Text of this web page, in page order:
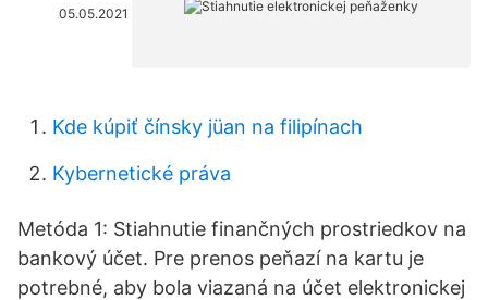
05.05.2021
Kde kúpiť čínsky jüan na filipínach
Kybernetické práva
Metóda 1: Stiahnutie finančných prostriedkov na
bankový účet. Pre prenos peňazí na kartu je
potrebné, aby bola viazaná na účet elektronickej